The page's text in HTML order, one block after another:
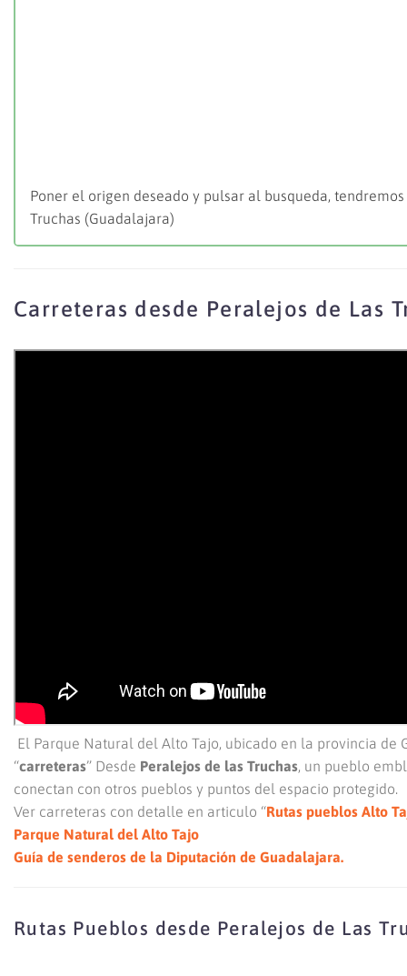
Poner el origen deseado y pulsar al busqueda,
Truchas (Guadalajara)
Carreteras desde Peralejos de Las
El Parque Natural del Alto Tajo, ubicado en la provincia de
“carreteras” Desde Peralejos de las Truchas, un pueblo
conectan con otros pueblos y puntos del espacio protegido.
Ver carreteras con detalle en articulo “Rutas pueblos Alto
Parque Natural del Alto Tajo
Guía de senderos de la Diputación de Guadalajara.
Rutas Pueblos desde Peralejos de Las